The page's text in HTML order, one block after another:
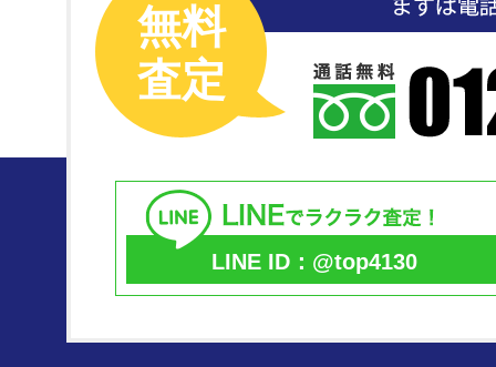
無料
査定
LINE ID：@top4130